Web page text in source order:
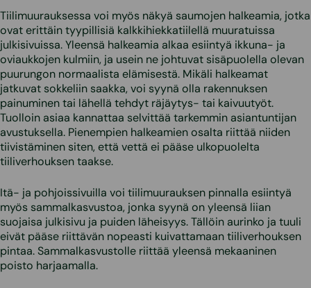
Tiilimuurauksessa voi myös näkyä saumojen halkeamia, jotka
ovat erittäin tyypillisiä kalkkihiekkatiilellä muuratuissa
julkisivuissa. Yleensä halkeamia alkaa esiintyä ikkuna- ja
oviaukkojen kulmiin, ja usein ne johtuvat sisäpuolella olevan
puurungon normaalista elämisestä. Mikäli halkeamat
jatkuvat sokkeliin saakka, voi syynä olla rakennuksen
painuminen tai lähellä tehdyt räjäytys- tai kaivuutyöt.
Tuolloin asiaa kannattaa selvittää tarkemmin asiantuntijan
avustuksella. Pienempien halkeamien osalta riittää niiden
tiivistäminen siten, että vettä ei pääse ulkopuolelta
tiiliverhouksen taakse.
Itä- ja pohjoissivuilla voi tiilimuurauksen pinnalla esiintyä
myös sammalkasvustoa, jonka syynä on yleensä liian
suojaisa julkisivu ja puiden läheisyys. Tällöin aurinko ja tuuli
eivät pääse riittävän nopeasti kuivattamaan tiiliverhouksen
pintaa. Sammalkasvustolle riittää yleensä mekaaninen
poisto harjaamalla.